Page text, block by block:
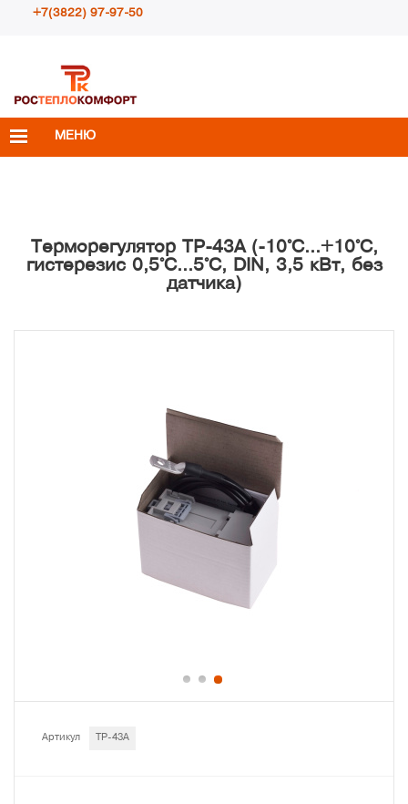
+7(3822) 97-97-50
info@rosteplokomfort.ru
МЕНЮ
Терморегулятор ТР-43А (-10°С...+10°С,
гистерезис 0,5°С...5°С, DIN, 3,5 кВт, без
датчика)
Артикул ТР-43А